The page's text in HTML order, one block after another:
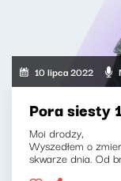
10 lipca 2022
Pora siesty
Moi drodzy,
Wyszedłem o
skwarze dnia. Od